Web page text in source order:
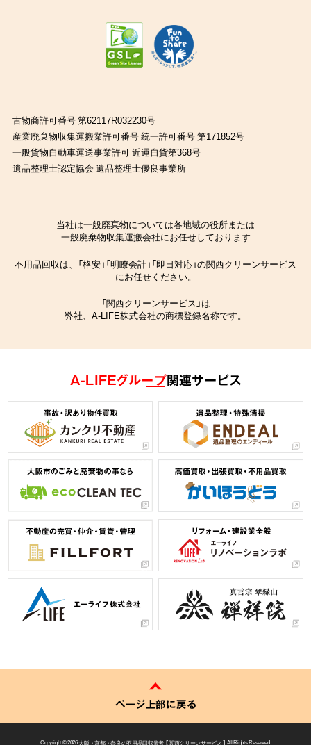
古物商許可番号 第62117R032230号
産業廃棄物収集運搬業許可番号 統一許可番号 第171852号
一般貨物自動車運送事業許可 近運自貨第368号
遺品整理士認定協会 遺品整理士優良事業所
当社は一般廃棄物については各地域の役所または
一般廃棄物収集運搬会社にお任せしております
不用品回収は、「格安」「明瞭会計」「即日対応」の関西クリーンサービス
にお任せください。
「関西クリーンサービス」は
弊社、A-LIFE株式会社の商標登録名称です。
A-LIFEグループ関連サービス
ページ上部に戻る
Copyright © 2026大阪・京都・奈良の不用品回収業者 【 関西クリーンサービス 】 All Rights Reserved.